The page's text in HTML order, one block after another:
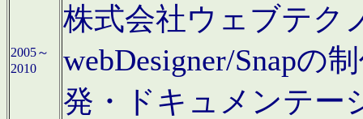
2005～
2010
株式会社ウェブテク
webDesigner/Snapの
発・ドキュメンテー